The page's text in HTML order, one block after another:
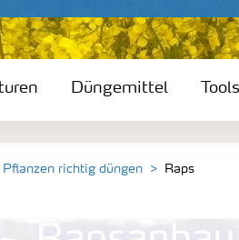
& Services
Düngemittel
Pflanzen richtig düngen Raps